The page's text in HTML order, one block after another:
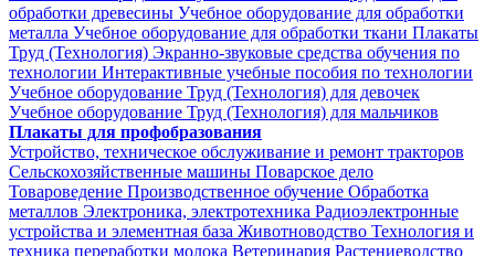
обработки древесины Учебное оборудование для обработки
металла Учебное оборудование для обработки ткани Плакаты
Труд (Технология) Экранно-звуковые средства обучения по
технологии Интерактивные учебные пособия по технологии
Учебное оборудование Труд (Технология) для девочек
Учебное оборудование Труд (Технология) для мальчиков
Плакаты для профобразования
Устройство, техническое обслуживание и ремонт тракторов
Сельскохозяйственные машины Поварское дело
Товароведение Производственное обучение Обработка
металлов Электроника, электротехника Радиоэлектронные
устройства и элементная база Животноводство Технология и
техника переработки молока Ветеринария Растениеводство